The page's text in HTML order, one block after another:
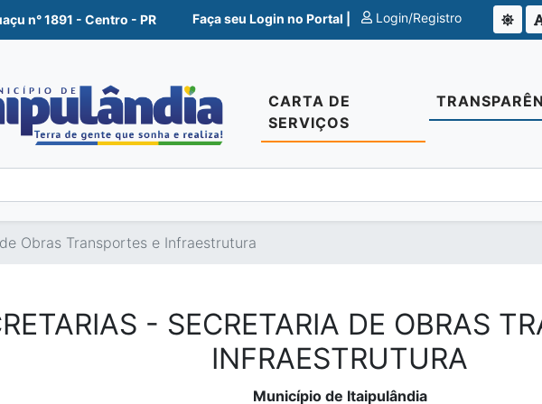
n° 1891 - Centro - PR Faça seu Login no Portal | Login/Registro
CARTA DE
SERVIÇOS
Obras Transportes e Infraestrutura
- SECRETARIA DE OBRAS
INFRAESTRUTURA
Município de Itaipulândia